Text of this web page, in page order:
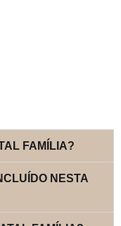
FAMÍLIA?
NESTA